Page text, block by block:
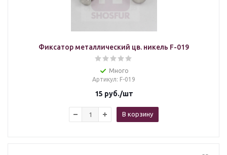
Фиксатор металлический цв. никель F-019
Много
Артикул: F-019
15 руб./шт
В корзину